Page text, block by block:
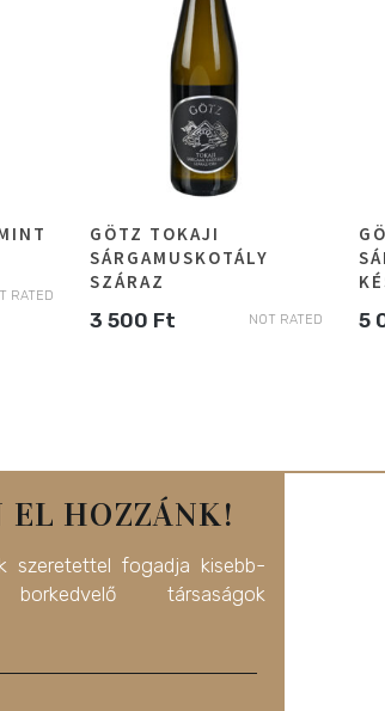
RATED
GÖTZ TOKAJI
SÁRGAMUSKOTÁLY
SZÁRAZ
NOT RATED
3 500 Ft 5
EL HOZZÁNK!
szeretettel fogadja kisebb-
társaságok